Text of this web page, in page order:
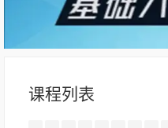
课程列表